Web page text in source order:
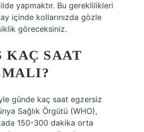
yapmaktır. Bu gereklilikleri
içinde kollarınızda gözle
göreceksiniz.
KAÇ SAAT
günde kaç saat egzersiz
Sağlık Örgütü (WHO),
150-300 dakika orta